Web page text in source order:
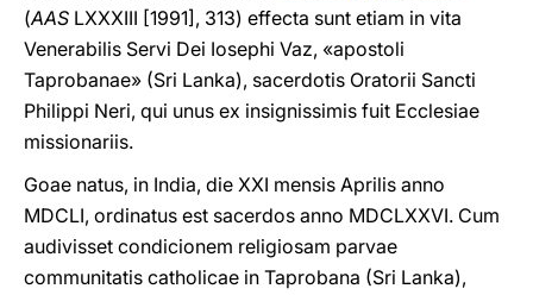
(AAS LXXXIII [1991], 313) effecta sunt etiam in vita
Venerabilis Servi Dei Iosephi Vaz, «apostoli
Taprobanae» (Sri Lanka), sacerdotis Oratorii Sancti
Philippi Neri, qui unus ex insignissimis fuit Ecclesiae
missionariis.
Goae natus, in India, die XXI mensis Aprilis anno
MDCLI, ordinatus est sacerdos anno MDCLXXVI. Cum
audivisset condicionem religiosam parvae
communitatis catholicae in Taprobana (Sri Lanka),